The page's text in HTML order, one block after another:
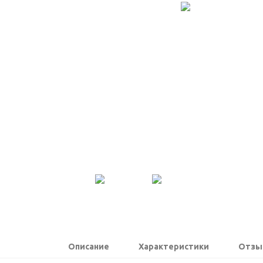
Описание Характеристики